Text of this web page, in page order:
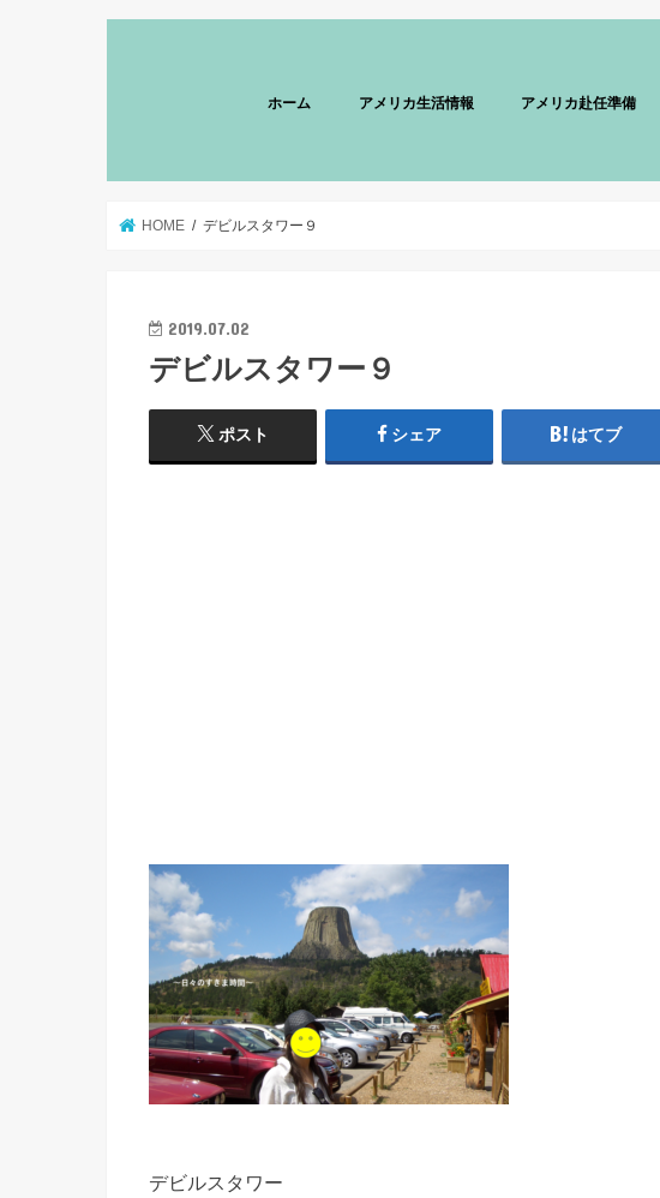
ホーム アメリカ生活情報 アメリカ赴任準備
HOME デビルスタワー９
2019.07.02
デビルスタワー９
ポスト シェア はてブ
デビルスタワー